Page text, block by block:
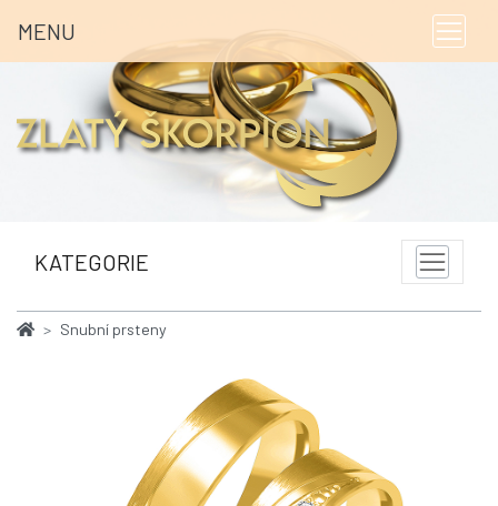
MENU
KATEGORIE
Snubní prsteny